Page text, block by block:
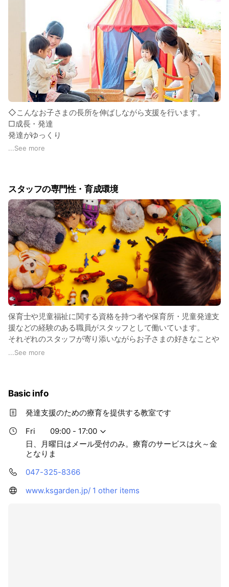
◇こんなお子さまの長所を伸ばしながら支援を行います。
□成長・発達
発達がゆっくり
からだの動きがぎこちない
必要以上に大きな声を出す
繰り返しが多い
コミュニケーションがやや一方的
□性格・行動
落ち着きがない
かんしゃくを起こしやすい
視線が合いにくい
気持ちの切り替えが難しい
お子さまの現在の姿や持っている力を見ながら、1対1の個別療
育と少人数のグループ療育をお子さまに合った療育の形でご提
案します。
毎週同じ曜日・同じ時間に通うことで、一定の見通しを持った
療育プランをご提供します。
...See more
スタッフの専門性・育成環境
保育士や児童福祉に関する資格を持つ者や保育所・児童発達支
援などの経験のある職員がスタッフとして働いています。
それぞれのスタッフが寄り添いながらお子さまの好きなことや
得意なことを活かしながら療育プログラムを組み立て支援いた
...See more
Basic info
発達支援のための療育を提供する教室です
Fri
09:00 - 17:00
日、月曜日はメール受付のみ。療育のサービスは火～金
となりま
047-325-8366
www.ksgarden.jp/ 1 other items